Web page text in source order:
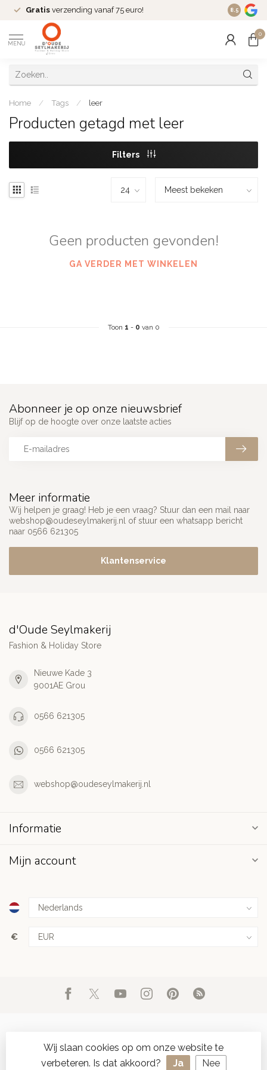
Gratis verzending vanaf 75 euro! Dé
8.5
MENU
0
Home / Tags / leer
Producten getagd met leer
Filters
Geen producten gevonden!
GA VERDER MET WINKELEN
Toon 1 - 0 van 0
Meer informatie
Wij helpen je graag! Heb je een vraag? Stuur dan een mail naar
webshop@oudeseylmakerij.nl
of stuur een whatsapp bericht
naar 0566 621305
Klantenservice
Abonneer je op onze nieuwsbrief
Blijf op de hoogte over onze laatste acties
d'Oude Seylmakerij
Fashion & Holiday Store
Nieuwe Kade 3
9001AE Grou
0566 621305
0566 621305
webshop@oudeseylmakerij.nl
Informatie
Mijn account
€
© Copyright 2026 d'Oude Seylmakerij- Powered by Lightspeed
Wij slaan cookies op om onze website te
verbeteren. Is dat akkoord?
Ja Nee